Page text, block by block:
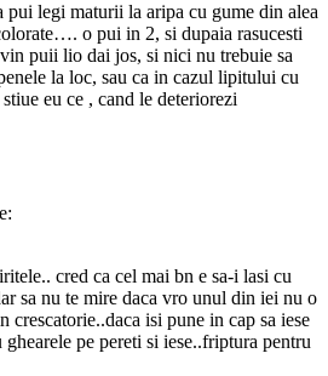
pui legi maturii la aripa cu gume din alea
o pui in 2, si dupaia rasucesti
puii lio dai jos, si nici nu trebuie sa
la loc, sau ca in cazul lipitului cu
eu ce , cand le deteriorezi
cred ca cel mai bn e sa-i lasi cu
sa nu te mire daca vro unul din iei nu o
crescatorie..daca isi pune in cap sa iese
ghearele pe pereti si iese..friptura pentru